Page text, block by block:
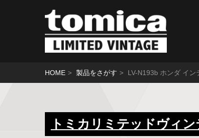
HOME 製品をさがす LV-N193b ホンダ イン
トミカリミテッドヴィ